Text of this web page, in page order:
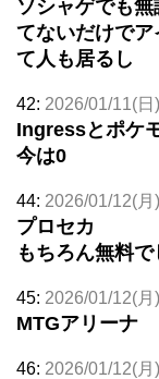
ソシャゲでも
てないだけで
て人も居るし
42: 2026/01/11(
Ingressとポケ
今は0
44: 2026/01/12(
プロセカ
もちろん無料
45: 2026/01/12(
MTGアリーナ
46: 2026/01/12(